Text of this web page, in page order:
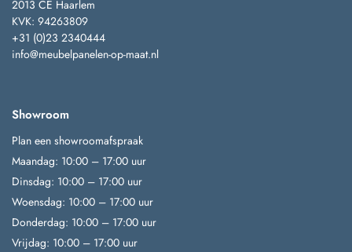
2013 CE Haarlem
KVK: 94263809
+31 (0)23 2340444
info@meubelpanelen-op-maat.nl
Showroom
Plan een showroomafspraak
Maandag: 10:00 – 17:00 uur
Dinsdag: 10:00 – 17:00 uur
Woensdag: 10:00 – 17:00 uur
Donderdag: 10:00 – 17:00 uur
Vrijdag: 10:00 – 17:00 uur